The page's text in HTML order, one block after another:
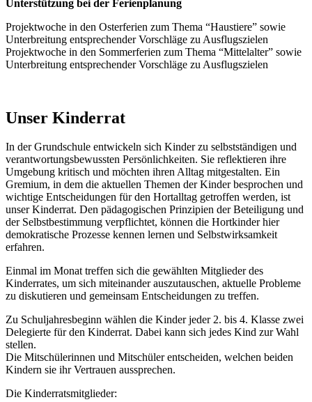
Unterstützung bei der Ferienplanung
Projektwoche in den Osterferien zum Thema “Haustiere” sowie
Unterbreitung entsprechender Vorschläge zu Ausflugszielen
Projektwoche in den Sommerferien zum Thema “Mittelalter” sowie
Unterbreitung entsprechender Vorschläge zu Ausflugszielen
Unser Kinderrat
In der Grundschule entwickeln sich Kinder zu selbstständigen und
verantwortungsbewussten Persönlichkeiten. Sie reflektieren ihre
Umgebung kritisch und möchten ihren Alltag mitgestalten. Ein
Gremium, in dem die aktuellen Themen der Kinder besprochen und
wichtige Entscheidungen für den Hortalltag getroffen werden, ist
unser Kinderrat. Den pädagogischen Prinzipien der Beteiligung und
der Selbstbestimmung verpflichtet, können die Hortkinder hier
demokratische Prozesse kennen lernen und Selbstwirksamkeit
erfahren.
Einmal im Monat treffen sich die gewählten Mitglieder des
Kinderrates, um sich miteinander auszutauschen, aktuelle Probleme
zu diskutieren und gemeinsam Entscheidungen zu treffen.
Zu Schuljahresbeginn wählen die Kinder jeder 2. bis 4. Klasse zwei
Delegierte für den Kinderrat. Dabei kann sich jedes Kind zur Wahl
stellen.
Die Mitschülerinnen und Mitschüler entscheiden, welchen beiden
Kindern sie ihr Vertrauen aussprechen.
Die Kinderratsmitglieder: